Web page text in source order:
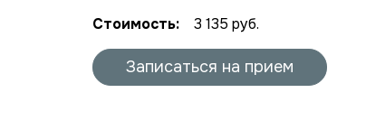
Стоимость: 3 135 руб.
Записаться на прием